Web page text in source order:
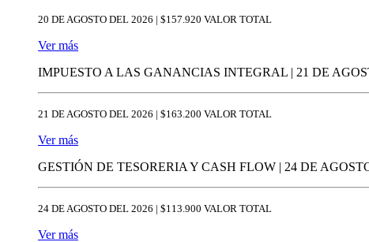
20 DE AGOSTO DEL 2026 | $157.920 VALOR TOTAL
Ver más
IMPUESTO A LAS GANANCIAS INTEGRAL | 21 DE
21 DE AGOSTO DEL 2026 | $163.200 VALOR TOTAL
Ver más
GESTIÓN DE TESORERIA Y CASH FLOW | 24 DE
24 DE AGOSTO DEL 2026 | $113.900 VALOR TOTAL
Ver más